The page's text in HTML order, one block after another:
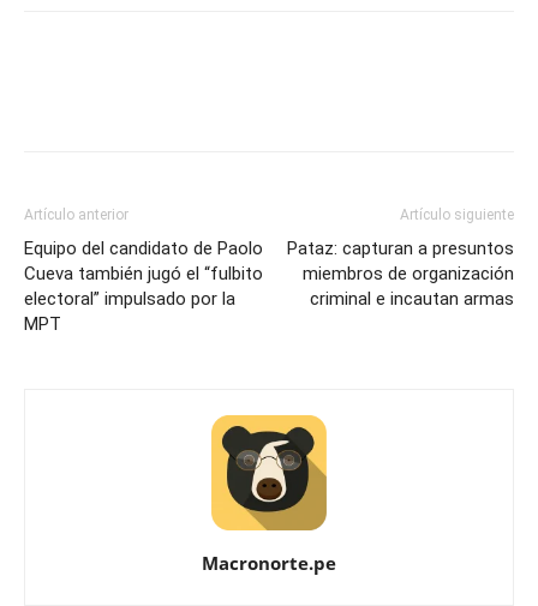
Artículo anterior
Equipo del candidato de Paolo
Cueva también jugó el “fulbito
electoral” impulsado por la
MPT
Artículo siguiente
Pataz: capturan a presuntos
miembros de organización
criminal e incautan armas
Macronorte.pe